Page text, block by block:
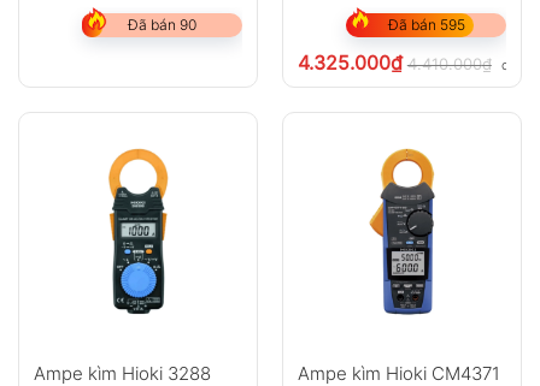
Đã bán 90 Đã bán 595
4.325.000₫ 4.410.000₫ chưa
Ampe kìm Hioki 3288 Ampe kìm Hioki CM4371